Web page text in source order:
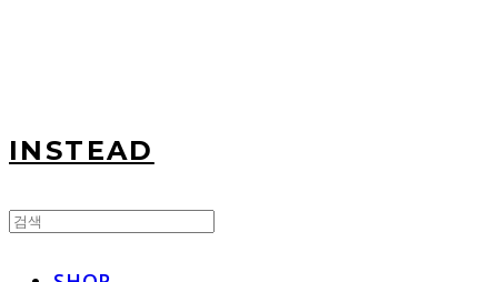
INSTEAD